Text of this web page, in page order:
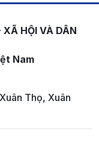
HỘI VÀ DÂN
Nam
Thọ, Xuân